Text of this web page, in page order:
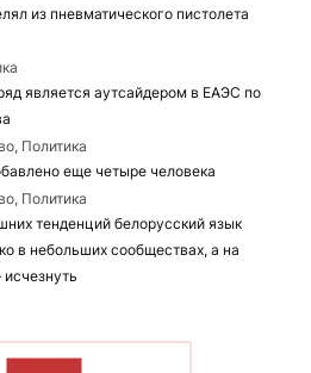
из пневматического пистолета
является аутсайдером в ЕАЭС по
Политика
еще четыре человека
Политика
тенденций белорусский язык
в небольших сообществах, а на